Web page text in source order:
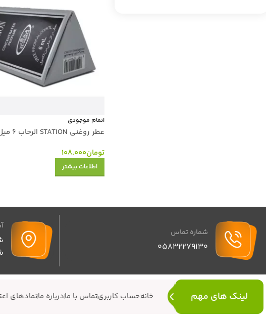
اتمام موجودی
عطر روغنی STATION الرحاب 6 میل اصل
تومان108.000
اطلاعات بیشتر
شماره تماس
05832279130
لینک های مهم خانهحساب کاربریتماس با مادرباره مانمادهای